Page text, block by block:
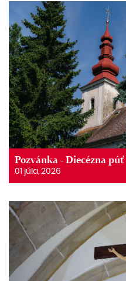
Pozvánka - Diecézna
01 júla, 2026